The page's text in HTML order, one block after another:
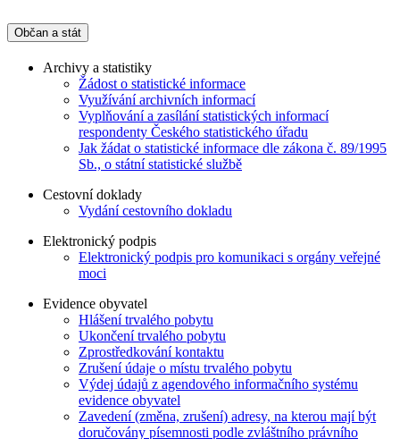
Občan a stát
Archivy a statistiky
Žádost o statistické informace
Využívání archivních informací
Vyplňování a zasílání statistických informací
respondenty Českého statistického úřadu
Jak žádat o statistické informace dle zákona č. 89/1995
Sb., o státní statistické službě
Cestovní doklady
Vydání cestovního dokladu
Elektronický podpis
Elektronický podpis pro komunikaci s orgány veřejné
moci
Evidence obyvatel
Hlášení trvalého pobytu
Ukončení trvalého pobytu
Zprostředkování kontaktu
Zrušení údaje o místu trvalého pobytu
Výdej údajů z agendového informačního systému
evidence obyvatel
Zavedení (změna, zrušení) adresy, na kterou mají být
doručovány písemnosti podle zvláštního právního